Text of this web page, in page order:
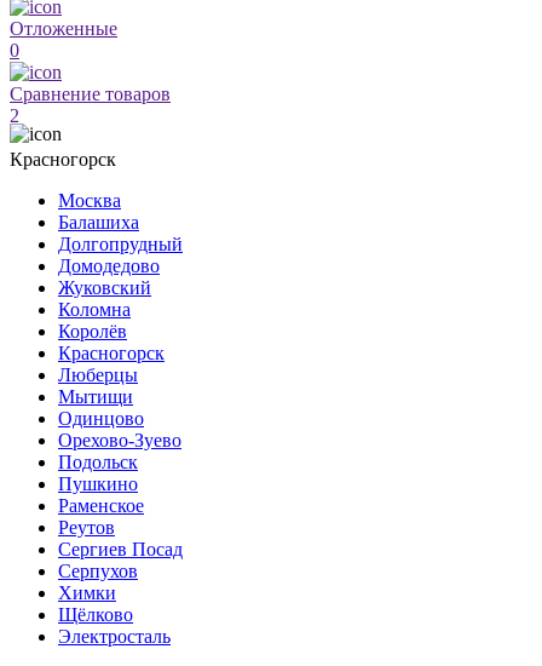
Отложенные
0
Сравнение товаров
2
Красногорск
Москва
Балашиха
Долгопрудный
Домодедово
Жуковский
Коломна
Королёв
Красногорск
Люберцы
Мытищи
Одинцово
Орехово-Зуево
Подольск
Пушкино
Раменское
Реутов
Сергиев Посад
Серпухов
Химки
Щёлково
Электросталь